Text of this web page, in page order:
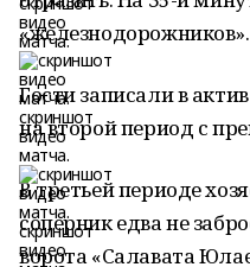
«железнодорожников».
Гости записали в
на второй период с
В третьей периоде
соперник едва не
ворота «Салавата